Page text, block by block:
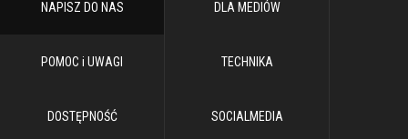
NAPISZ DO NAS DLA MEDIÓW
POMOC i UWAGI TECHNIKA
DOSTĘPNOŚĆ SOCIALMEDIA